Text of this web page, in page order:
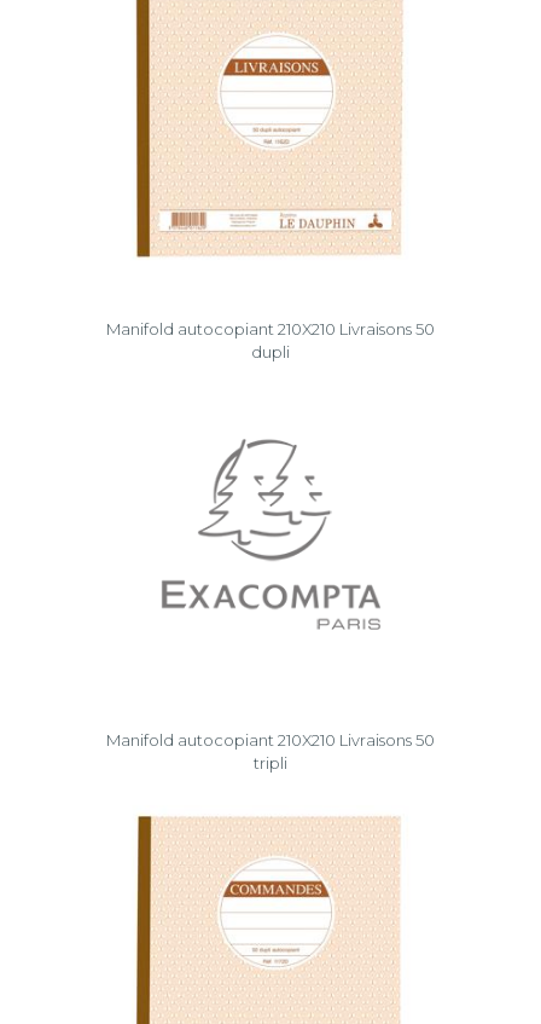
Manifold autocopiant 210X210 Livraisons 50
dupli
Manifold autocopiant 210X210 Livraisons 50
tripli